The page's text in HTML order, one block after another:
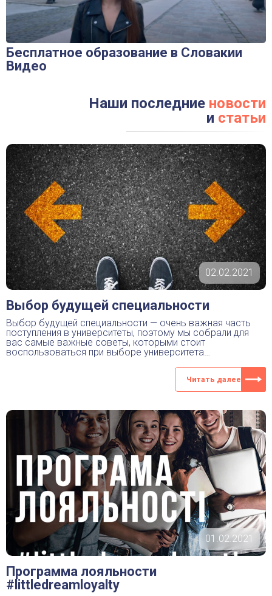
*С вами в ближайшее время свяжется один из наших
Бесплатное образование в Словакии
Видео
Наши последние новости
и статьи
02.02.2021
Выбор будущей специальности
Выбор будущей специальности — очень важная часть
поступления в университеты, поэтому мы собрали для
вас самые важные советы, которыми стоит
воспользоваться при выборе университета…
Читать далее
01.02.2021
Программа лояльности
#littledreamloyalty